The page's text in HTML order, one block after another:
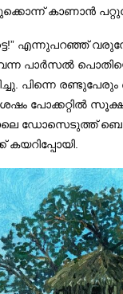
കാണാൻ
എന്നുപറഞ്ഞ്
വന്ന പാർസൽ
പിന്നെ രണ്ടുപേരും
പോക്കറ്റിൽ
ഡോസെടുത്ത്
കയറിപ്പോയി.